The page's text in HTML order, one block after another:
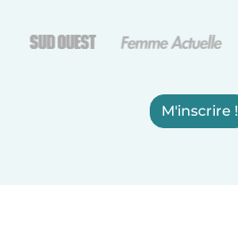
M'inscrire !